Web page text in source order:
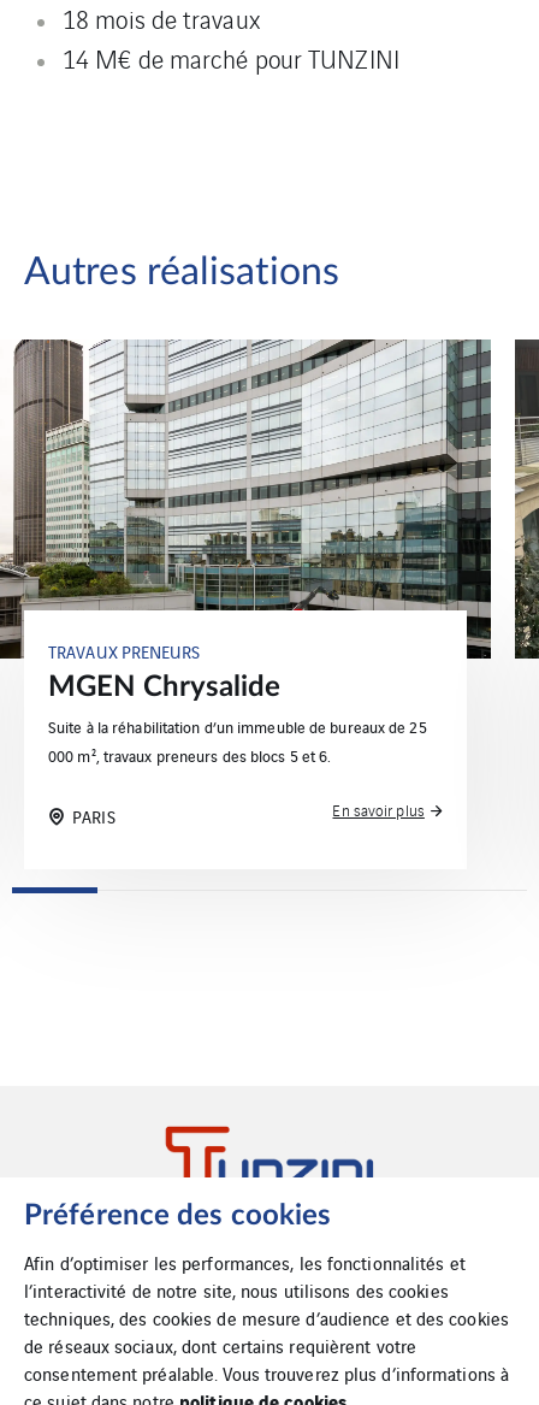
18 mois de travaux
14 M€ de marché pour TUNZINI
Autres réalisations
TRAVAUX PRENEURS
Baron Neuflize
Les travaux consistent en l’aménagement des niveaux,
salles informatiques et salle des arts/des coffres.
En savoir plus
27 – 29 rue des Hautes Pâtures
CS 10003 – 92732 Nanterre Cedex
Tel :+33 1 74 54 45 00
Fax :+33 1 74 54 45 99
accueil@tunzini.fr
Préférence des cookies
Afin d’optimiser les performances, les fonctionnalités et
l’interactivité de notre site, nous utilisons des cookies
techniques, des cookies de mesure d’audience et des cookies
de réseaux sociaux, dont certains requièrent votre
consentement préalable. Vous trouverez plus d’informations à